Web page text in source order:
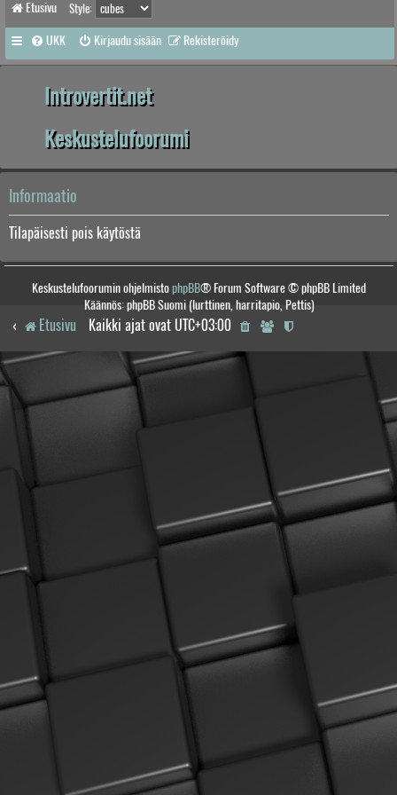
Etusivu Style:
UKK Kirjaudu sisään Rekisteröidy
Introvertit.net
Keskustelufoorumi
Informaatio
Tilapäisesti pois käytöstä
Keskustelufoorumin ohjelmistophpBB® Forum Software © phpBB Limited
Käännös: phpBB Suomi (lurttinen, harritapio, Pettis)
Etusivu Kaikki ajat ovat UTC+03:00